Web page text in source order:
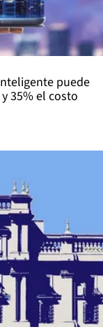
puede
35% el costo